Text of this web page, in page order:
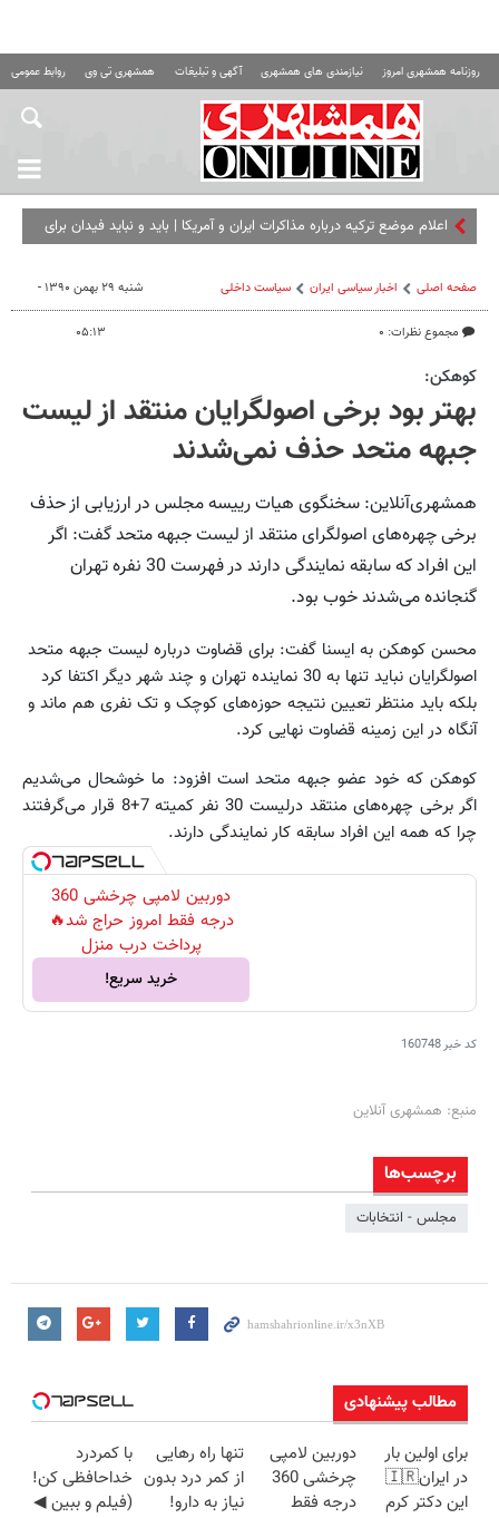
روزنامه همشهری امروز نیازمندی های همشهری آگهی و تبلیغات همشهری تی وی روابط عمومی
اعلام موضع ترکیه درباره مذاکرات ایران و آمریکا | باید و نباید فیدان برای
صفحه اصلی اخبار سیاسی ایران سیاست داخلی
مجموع نظرات: ۰
شنبه ۲۹ بهمن ۱۳۹۰ -
۰۵:۱۳
كوهكن:
بهتر بود برخی اصولگرایان منتقد از لیست
جبهه متحد حذف نمی‌شدند
همشهری‌آنلاین: سخنگوی هیات رییسه مجلس در ارزیابی از حذف
برخی چهره‌های اصولگرای منتقد از لیست جبهه متحد گفت: اگر
این افراد که سابقه نمایندگی دارند در فهرست 30 نفره تهران
گنجانده می‌شدند خوب بود.
محسن کوهکن به ایسنا گفت: برای قضاوت درباره لیست جبهه متحد
اصولگرایان نباید تنها به 30 نماینده تهران و چند شهر دیگر اکتفا کرد
بلکه باید منتظر تعیین نتیجه حوزه‌های کوچک و تک نفری هم ماند و
آنگاه در این زمینه قضاوت نهایی کرد.
کوهکن که خود عضو جبهه متحد است افزود: ما خوشحال می‌شدیم
اگر برخی چهره‌های منتقد درلیست 30 نفر کمیته 7+8 قرار می‌گرفتند
چرا که همه این افراد سابقه کار نمایندگی دارند.
دوربین لامپی چرخشی 360
درجه فقط امروز حراج شد🔥
پرداخت درب منزل
خرید سریع!
کد خبر160748
منبع: همشهری آنلاین
برچسب‌ها
مجلس - انتخابات
مطالب پیشنهادی
برای اولین بار
در ایران🇮🇷
این دکتر کرم
دوربین لامپی
چرخشی 360
درجه فقط
تنها راه رهایی
از کمر درد بدون
نیاز به دارو!
با کمردرد
خداحافظی کن!
(فیلم و ببین ◀